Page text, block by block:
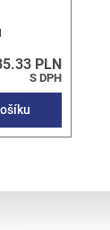
PLN
S DPH